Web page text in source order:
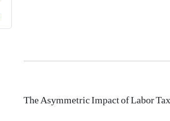
The Asymmetric Impact of Labor